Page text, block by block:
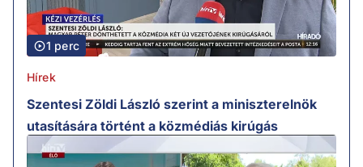
1 perc
Hírek
Szentesi Zöldi László szerint a miniszterelnök
utasítására történt a közmédiás kirúgás